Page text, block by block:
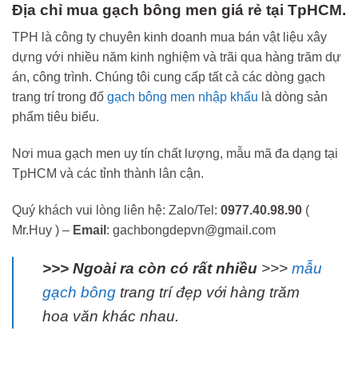
Địa chỉ mua gạch bông men giá rẻ tại TpHCM.
TPH là công ty chuyên kinh doanh mua bán vật liệu xây
dựng với nhiều năm kinh nghiệm và trãi qua hàng trăm dự
án, công trình. Chúng tôi cung cấp tất cả các dòng gạch
trang trí trong đố gạch bông men nhập khẩu là dòng sản
phẩm tiêu biểu.
Nơi mua gạch men uy tín chất lượng, mẫu mã đa dạng tại
TpHCM và các tỉnh thành lân cận.
Quý khách vui lòng liên hệ: Zalo/Tel: 0977.40.98.90 (
Mr.Huy ) – Email : gachbongdepvn@gmail.com
>>> Ngoài ra còn có rất nhiều >>> mẫu
gạch bông trang trí đẹp với hàng trăm
hoa văn khác nhau.